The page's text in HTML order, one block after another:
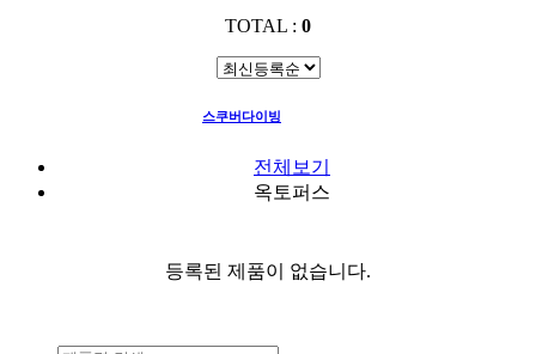
TOTAL : 0
스쿠버다이빙
전체보기
옥토퍼스
등록된 제품이 없습니다.